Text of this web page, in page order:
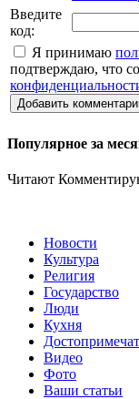
Введите
код:
Я принимаю
подтверждаю, что
Добавить
Популярное за
Читают
Новости
Культура
Религия
Государство
Люди
Кухня
Видео
Фото
Ваши статьи